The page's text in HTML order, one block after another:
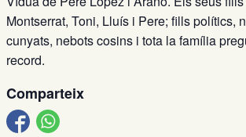
Montserrat, Toni, Lluís i Pere; fills polítics,
cunyats, nebots cosins i tota la família
record.
Comparteix